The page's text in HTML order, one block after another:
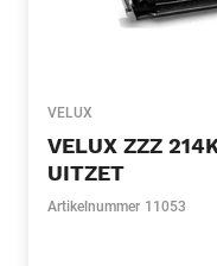
VELUX
VELUX ZZZ
UITZET
Artikelnummer 11053